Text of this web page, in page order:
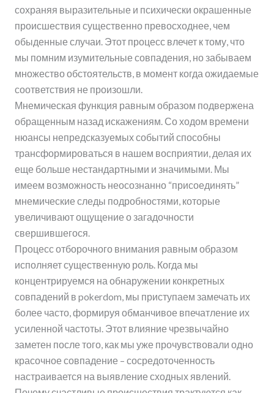
сохраняя выразительные и психически окрашенные
происшествия существенно превосходнее, чем
обыденные случаи. Этот процесс влечет к тому, что
мы помним изумительные совпадения, но забываем
множество обстоятельств, в момент когда ожидаемые
соответствия не произошли.
Мнемическая функция равным образом подвержена
обращенным назад искажениям. Со ходом времени
нюансы непредсказуемых событий способны
трансформироваться в нашем восприятии, делая их
еще больше нестандартными и значимыми. Мы
имеем возможность неосознанно “присоединять”
мнемические следы подробностями, которые
увеличивают ощущение о загадочности
свершившегося.
Процесс отборочного внимания равным образом
исполняет существенную роль. Когда мы
концентрируемся на обнаружении конкретных
совпадений в pokerdom, мы приступаем замечать их
более часто, формируя обманчивое впечатление их
усиленной частоты. Этот влияние чрезвычайно
заметен после того, как мы уже прочувствовали одно
красочное совпадение – сосредоточенность
настраивается на выявление сходных явлений.